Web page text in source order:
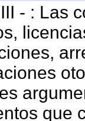
- : Las
que